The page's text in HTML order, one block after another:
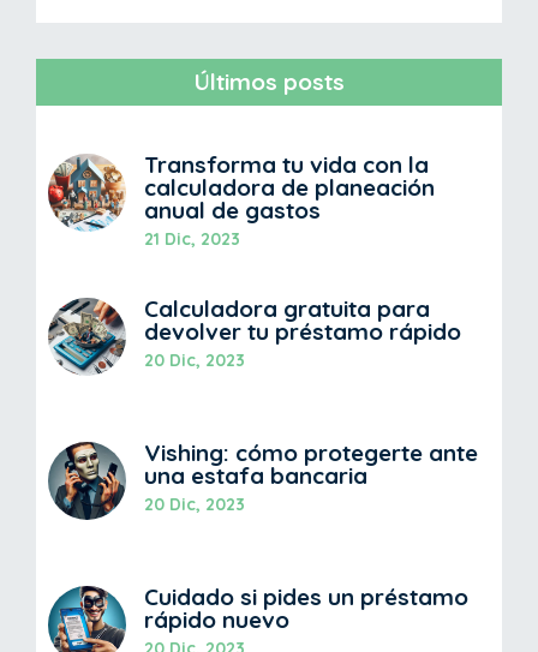
Últimos posts
Transforma tu vida con la
calculadora de planeación
anual de gastos
21 Dic, 2023
Calculadora gratuita para
devolver tu préstamo rápido
20 Dic, 2023
Vishing: cómo protegerte ante
una estafa bancaria
20 Dic, 2023
Cuidado si pides un préstamo
rápido nuevo